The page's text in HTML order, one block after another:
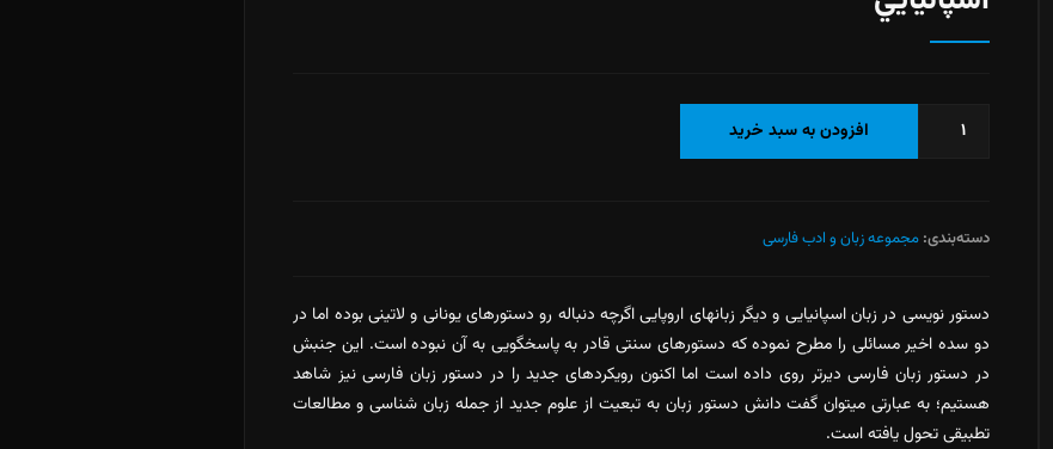
مقايسه
زبان
اسپانيايي
عدد
افزودن به سبد خرید
دسته‌بندی: مجموعه زبان و ادب فارسی
دستور نویسی در زبان اسپانیایی و دیگر زبانهای اروپایی اگرچه دنباله رو دستورهای یونانی و لاتینی بوده اما در
دو سده اخیر مسائلی را مطرح نموده که دستورهای سنتی قادر به پاسخگویی به آن نبوده است. این جنبش
در دستور زبان فارسی دیرتر روی داده است اما اکنون رویکردهای جدید را در دستور زبان فارسی نیز شاهد
هستیم؛ به عبارتی میتوان گفت دانش دستور زبان به تبعیت از علوم جدید از جمله زبان شناسی و مطالعات
تطبیقی تحول یافته است.